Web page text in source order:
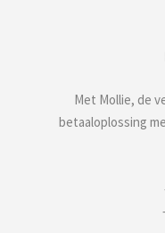
Met Mollie, de
betaaloplossing